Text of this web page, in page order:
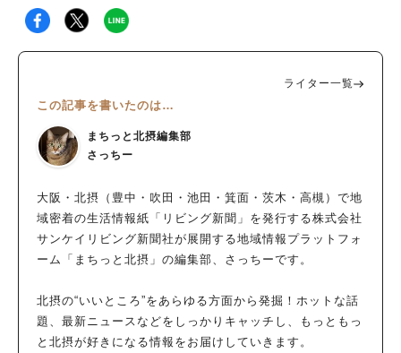
ライター一覧
この記事を書いたのは…
まちっと北摂編集部
さっちー
大阪・北摂（豊中・吹田・池田・箕面・茨木・高槻）で地
域密着の生活情報紙「リビング新聞」を発行する株式会社
サンケイリビング新聞社が展開する地域情報プラットフォ
ーム「まちっと北摂」の編集部、さっちーです。
北摂の“いいところ”をあらゆる方面から発掘！ホットな話
題、最新ニュースなどをしっかりキャッチし、もっともっ
と北摂が好きになる情報をお届けしていきます。